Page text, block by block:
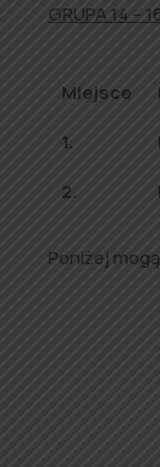
GRUPA 14 –
Miejsce
1.
2.
Poniżej